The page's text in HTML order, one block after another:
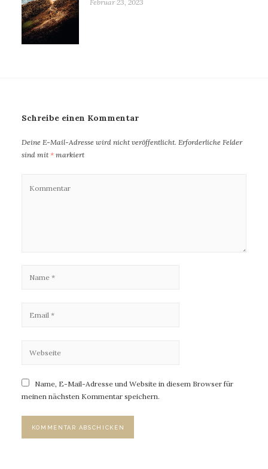
Februar 23, 2023
Schreibe einen Kommentar
Deine E-Mail-Adresse wird nicht veröffentlicht. Erforderliche Felder
sind mit* markiert
Name, E-Mail-Adresse und Website in diesem Browser für
meinen nächsten Kommentar speichern.